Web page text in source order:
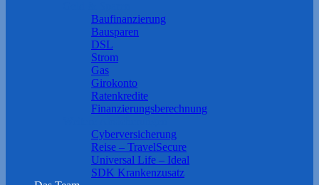
Baufinanzierung
Bausparen
DSL
Strom
Gas
Girokonto
Ratenkredite
Finanzierungsberechnung
Cyberversicherung
Reise – TravelSecure
Universal Life – Ideal
SDK Krankenzusatz